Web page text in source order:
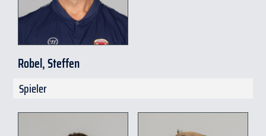
Robel, Steffen
Spieler